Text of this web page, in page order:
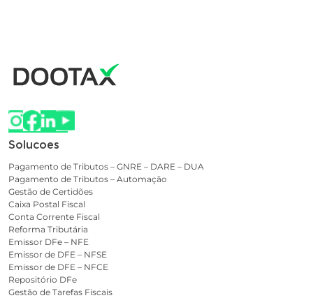
Solucoes
Pagamento de Tributos – GNRE – DARE – DUA
Pagamento de Tributos – Automação
Gestão de Certidões
Caixa Postal Fiscal
Conta Corrente Fiscal
Reforma Tributária
Emissor DFe – NFE
Emissor de DFE – NFSE
Emissor de DFE – NFCE
Repositório DFe
Gestão de Tarefas Fiscais